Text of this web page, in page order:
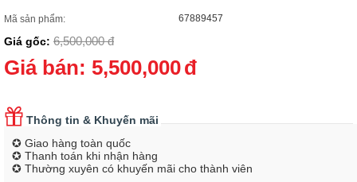
Mã sản phẩm: 67889457
Giá gốc: 6,500,000 đ
Giá bán: 5,500,000đ
Thông tin & Khuyến mãi
✪ Giao hàng toàn quốc
✪ Thanh toán khi nhận hàng
✪ Thường xuyên có khuyến mãi cho thành viên